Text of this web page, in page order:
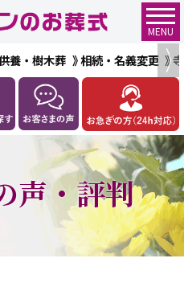
MENU
養・樹木葬 相続・名義変更
声・評判